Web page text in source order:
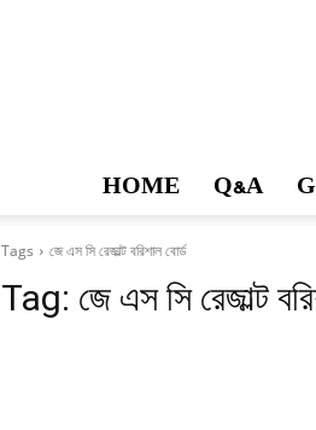
HOME Q&A
Tags জে এস সি রেজাল্ট বরিশাল বোর্ড
Tag: জে এস সি রেজাল্ট